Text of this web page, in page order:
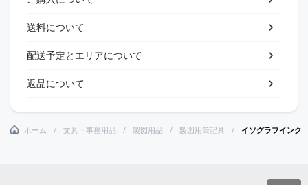
送料について
配送予定とエリアについて
返品について
ホーム 文具・事務用品 製図用品 製図用筆記具 イソグラフイン